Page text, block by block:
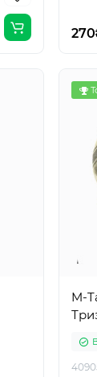
M-